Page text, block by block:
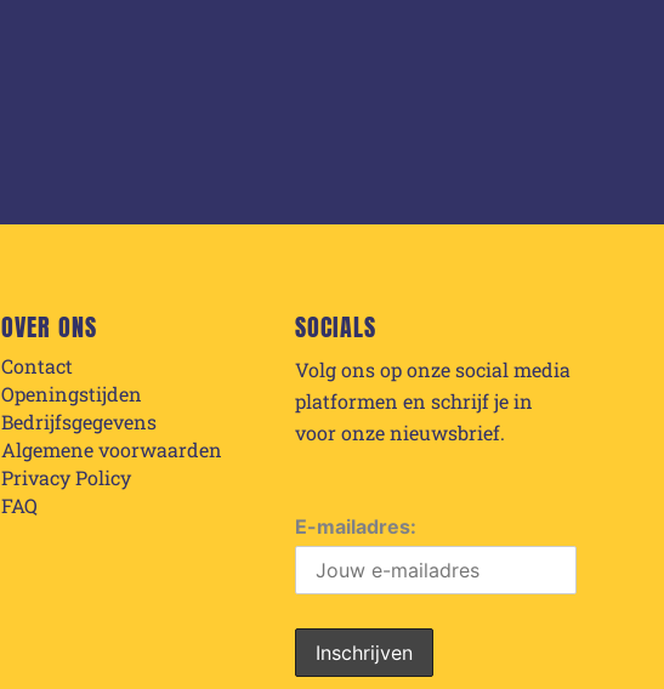
OVER ONS
Contact
Openingstijden
Bedrijfsgegevens
Algemene voorwaarden
Privacy Policy
FAQ
SOCIALS
Volg ons op onze social media
platformen en schrijf je in
voor onze nieuwsbrief.
E-mailadres: